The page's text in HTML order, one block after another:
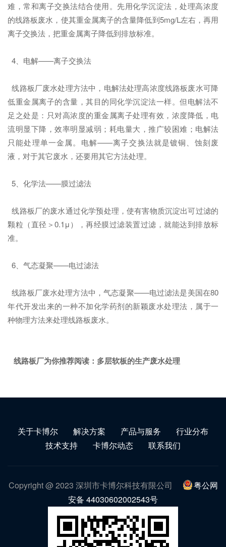
难，常和离子交换法结合使用。先用化学沉淀法，处理高浓度
的线路板废水，使其重金属离子的含量降低到5mg/L左右，再用
离子交换法，把重金属离子降低到排放标准。
4、电解——离子交换法
线路板厂废水处理方法中，电解法处理高浓度线路板废水可降
低重金属离子的含量，其目的同化学沉淀法一样。但电解法不
足之处是：只对高浓度的重金属离子处理有效，浓度降低，电
流明显下降，效率明显减弱；耗电量大，推广较困难；电解法
只能处理单一金属。电解——离子交换法就是镀铜、蚀刻废
液，对于其它废水，还要用其它方法处理。
5、化学法——膜过滤法
线路板厂的废水通过化学预处理，使有害物质沉淀出可过滤的
颗粒（直径＞0.1μ），再经膜过滤装置过滤，就能达到排放标
准。
6、气态凝聚——电过滤法
线路板厂废水处理方法中，气态凝聚——电过滤法是美国在80
年代开发出来的一种不加化学药剂的新颖废水处理法，属于一
种物理方法来处理线路板废水。
线路板厂为你推荐阅读： 多层软板的生产废水处理
关于卡博尔 解决方案 产品与服务
行业分布
技术支持
卡博尔动态 联系我们
Copyright @ 2023 深圳市卡博尔科技有限公司
粤公网
安备 44030602002543号